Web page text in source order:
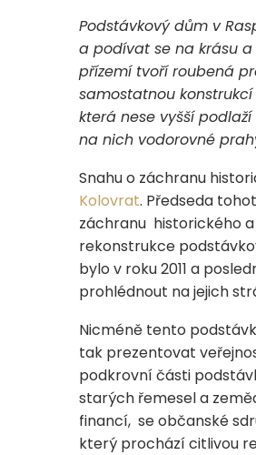
Podstávkový dům v
a podívat se na krásu
přízemí tvoří roubená
samostatnou
která nese vyšší
na nich vodorovné
Snahu o záchranu
Kolovrat. Předseda
záchranu historického
rekonstrukce
bylo v roku 2011 a
prohlédnout na jejich
Nicméně tento
tak prezentovat
podkrovní části
starých řemesel a
financí, se občanské
který prochází citlivou